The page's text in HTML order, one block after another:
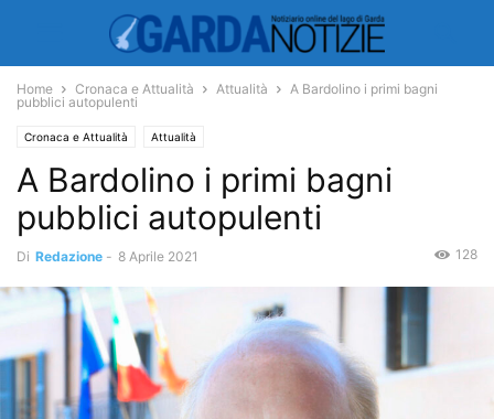
Home Cronaca e Attualità Attualità
A Bardolino i primi bagni
pubblici autopulenti
Cronaca e Attualità Attualità
A Bardolino i primi bagni
pubblici autopulenti
Di Redazione - 8 Aprile 2021 128